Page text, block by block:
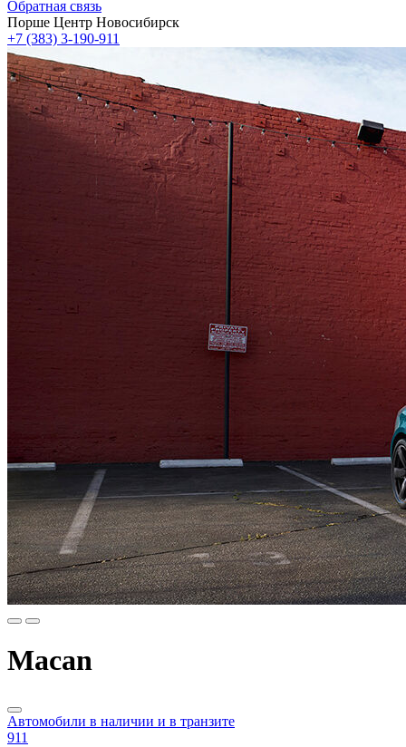
Обратная связь
Порше Центр Новосибирск
+7 (383) 3-190-911
Macan
Автомобили в наличии и в транзите
911